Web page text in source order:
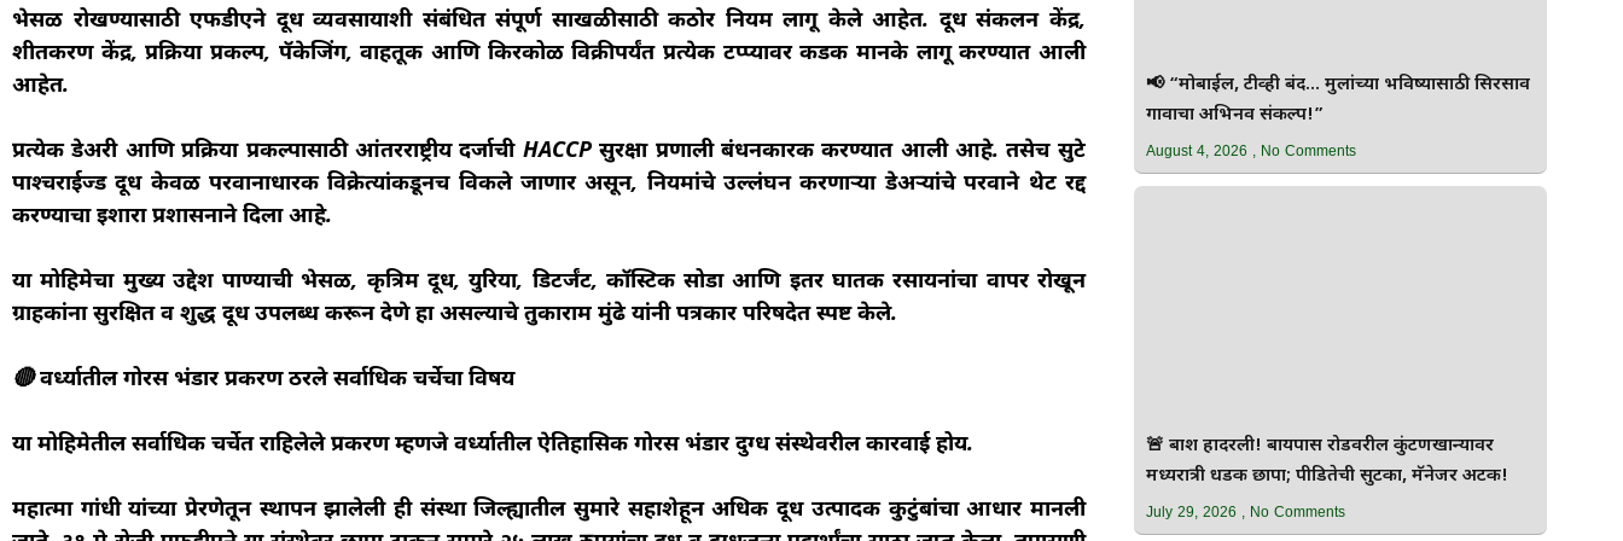
भेसळ रोखण्यासाठी एफडीएने दूध व्यवसायाशी संबंधित संपूर्ण साखळीसाठी कठोर नियम लागू केले आहेत. दूध संकलन केंद्र,
शीतकरण केंद्र, प्रक्रिया प्रकल्प, पॅकेजिंग, वाहतूक आणि किरकोळ विक्रीपर्यंत प्रत्येक टप्प्यावर कडक मानके लागू करण्यात आली
आहेत.
प्रत्येक डेअरी आणि प्रक्रिया प्रकल्पासाठी आंतरराष्ट्रीय दर्जाची HACCP सुरक्षा प्रणाली बंधनकारक करण्यात आली आहे. तसेच सुटे
पाश्चराईज्ड दूध केवळ परवानाधारक विक्रेत्यांकडूनच विकले जाणार असून, नियमांचे उल्लंघन करणाऱ्या डेअऱ्यांचे परवाने थेट रद्द
करण्याचा इशारा प्रशासनाने दिला आहे.
या मोहिमेचा मुख्य उद्देश पाण्याची भेसळ, कृत्रिम दूध, युरिया, डिटर्जंट, कॉस्टिक सोडा आणि इतर घातक रसायनांचा वापर रोखून
ग्राहकांना सुरक्षित व शुद्ध दूध उपलब्ध करून देणे हा असल्याचे तुकाराम मुंढे यांनी पत्रकार परिषदेत स्पष्ट केले.
🔴 वर्ध्यातील गोरस भंडार प्रकरण ठरले सर्वाधिक चर्चेचा विषय
या मोहिमेतील सर्वाधिक चर्चेत राहिलेले प्रकरण म्हणजे वर्ध्यातील ऐतिहासिक गोरस भंडार दुग्ध संस्थेवरील कारवाई होय.
महात्मा गांधी यांच्या प्रेरणेतून स्थापन झालेली ही संस्था जिल्ह्यातील सुमारे सहाशेहून अधिक दूध उत्पादक कुटुंबांचा आधार मानली
📢 “मोबाईल, टीव्ही बंद… मुलांच्या भविष्यासाठी सिरसाव
गावाचा अभिनव संकल्प!”
August 4, 2026 No Comments
🚨 बार्शी हादरली! बायपास रोडवरील कुंटणखान्यावर
मध्यरात्री धडक छापा; पीडितेची सुटका, मॅनेजर अटक!
July 29, 2026 No Comments